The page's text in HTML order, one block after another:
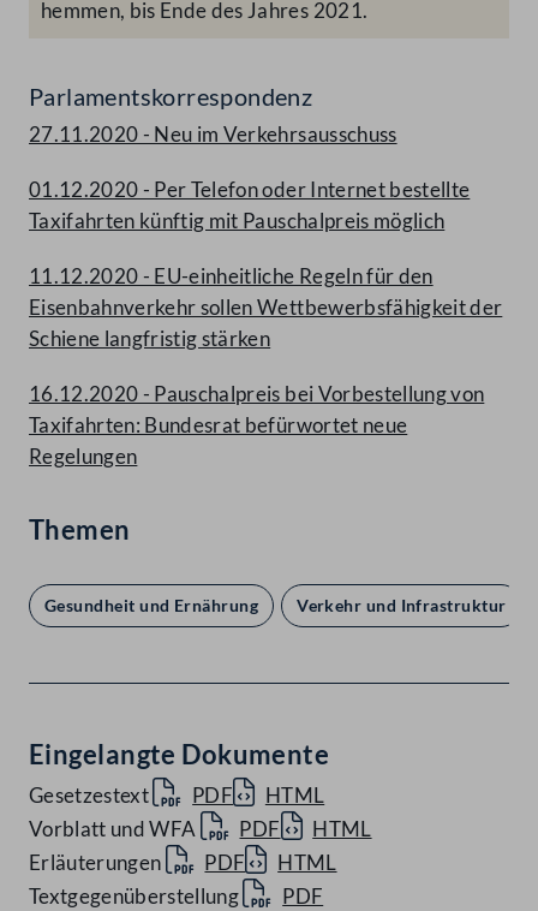
hemmen, bis Ende des Jahres 2021.
Parlamentskorrespondenz
27.11.2020 - Neu im Verkehrsausschuss
01.12.2020 - Per Telefon oder Internet bestellte
Taxifahrten künftig mit Pauschalpreis möglich
11.12.2020 - EU-einheitliche Regeln für den
Eisenbahnverkehr sollen Wettbewerbsfähigkeit der
Schiene langfristig stärken
16.12.2020 - Pauschalpreis bei Vorbestellung von
Taxifahrten: Bundesrat befürwortet neue
Regelungen
Themen
Gesundheit und Ernährung Verkehr und Infrastruktur
Eingelangte Dokumente
Gesetzestext PDF
HTML
Vorblatt und WFA
PDF
HTML
Erläuterungen
PDF
HTML
Textgegenüberstellung
PDF